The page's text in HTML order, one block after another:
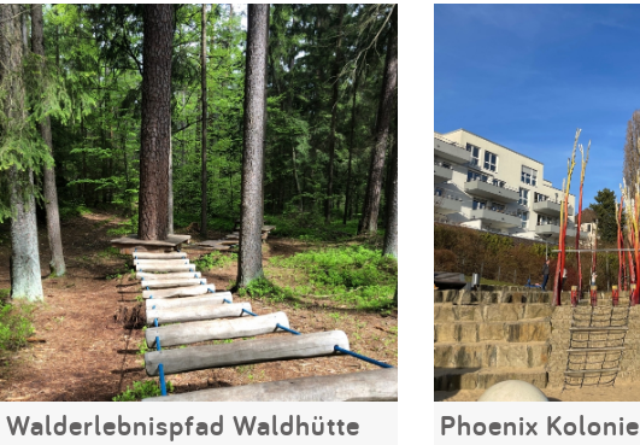
Walderlebnispfad Waldhütte Phoenix Kolonie